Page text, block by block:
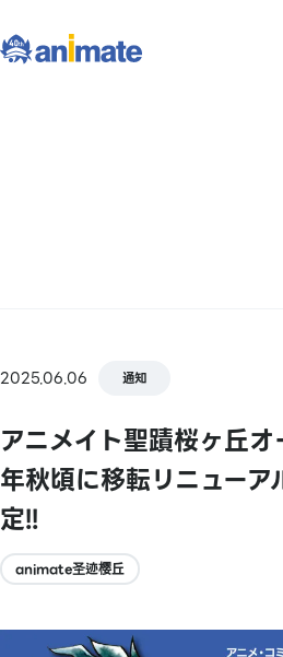
2025.06.06 通知
アニメイト聖蹟桜ヶ丘
年秋頃に移転リニューア
定!!
animate圣迹樱丘